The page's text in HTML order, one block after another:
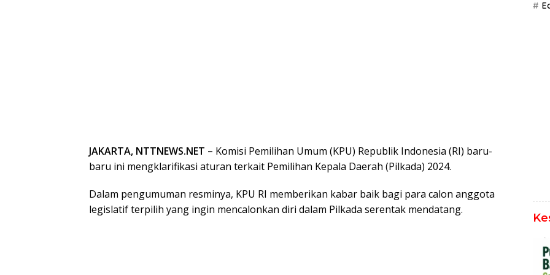
JAKARTA, NTTNEWS.NET – Komisi Pemilihan Umum (KPU) Republik Indonesia (RI) baru-
baru ini mengklarifikasi aturan terkait Pemilihan Kepala Daerah (Pilkada) 2024.
Dalam pengumuman resminya, KPU RI memberikan kabar baik bagi para calon anggota
legislatif terpilih yang ingin mencalonkan diri dalam Pilkada serentak mendatang.